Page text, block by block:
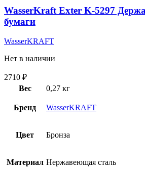
WasserKraft Exter K-5297
бумаги
WasserKRAFT
Нет в наличии
2710 ₽
Вес
0,27 кг
Бренд WasserKRAFT
Цвет Бронза
Материал Нержавеющая сталь